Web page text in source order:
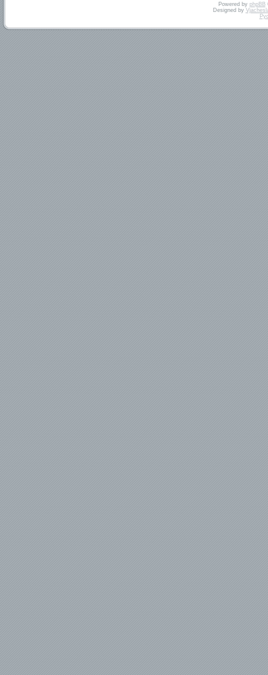
Powered by phpBB
Designed by